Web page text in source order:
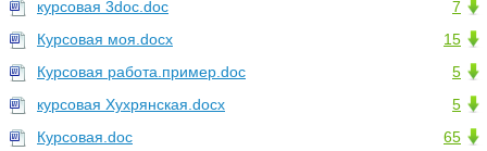
7
курсовая 3doc.doc
15
Курсовая моя.docx
5
Курсовая работа.пример.doc
5
курсовая Хухрянская.docx
65
Курсовая.doc